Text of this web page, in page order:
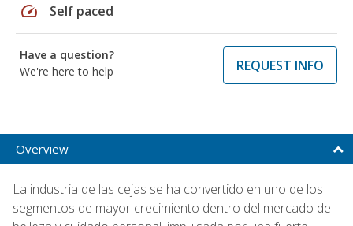
speed Self paced
Have a question?
We're here to help
REQUEST INFO
Overview
La industria de las cejas se ha convertido en uno de los
segmentos de mayor crecimiento dentro del mercado de